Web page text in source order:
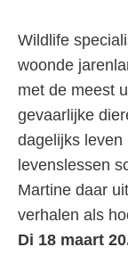
Wildlife
woonde
met de meest
gevaarlijke
dagelijks leven
levenslessen
Martine daar
verhalen als
Di 18 maart